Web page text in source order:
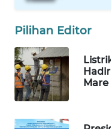
Pilihan Editor
Mare
MKLI
LPKKI
LKKI
KOPEKLIN